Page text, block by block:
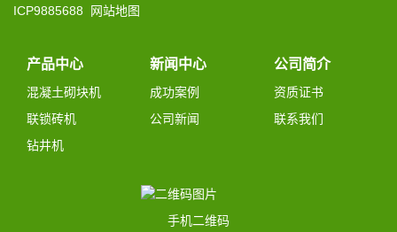
ICP9885688
网站地图
产品中心
混凝土砌块机
联锁砖机
钻井机
新闻中心
成功案例
公司新闻
公司简介
资质证书
联系我们
手机二维码